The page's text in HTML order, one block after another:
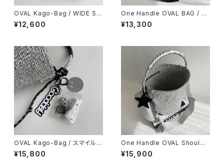
OVAL Kago-Bag / WIDE SIZ
E / スマイルチャーム＆巾着ポー
チ付
¥12,600
One Handle OVAL BAG / Sh
oulder Strap Herat
¥13,300
OVAL Kago-Bag / スマイルチ
ャーム＆エコバッグ付
¥15,800
One Handle OVAL Shoulde
r Strap Bag ＆ mini body ba
g
¥15,900